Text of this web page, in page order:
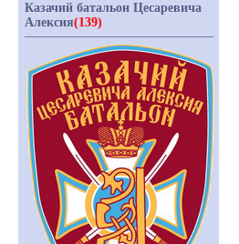
Казачий батальон Цесаревича
Алексия(139)